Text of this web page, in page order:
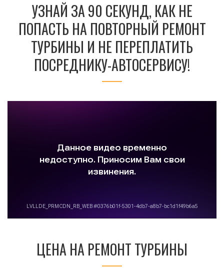
УЗНАЙ ЗА 90 СЕКУНД, КАК НЕ
ПОПАСТЬ НА ПОВТОРНЫЙ РЕМОНТ
ТУРБИНЫ И НЕ ПЕРЕПЛАТИТЬ
ПОСРЕДНИКУ-АВТОСЕРВИСУ!
ЦЕНА НА РЕМОНТ ТУРБИНЫ